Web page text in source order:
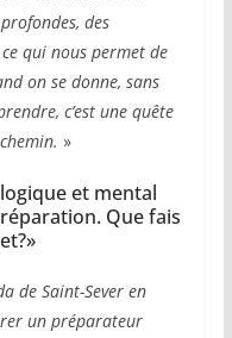
des
ce qui nous permet de
on se donne, sans
c’est une quête
»
et mental
Que fais
de Saint-Sever en
un préparateur